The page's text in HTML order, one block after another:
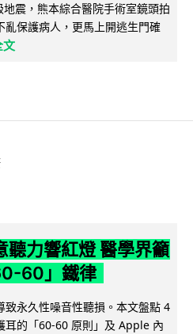
震，熊本綜合醫院手術室鏡頭拍
保護病人，更馬上開逃生門確
文
力響紅燈 醫學界籲
60」鐵律
永久性噪音性聽損。本文盤點 4
耳的「60-60 原則」及 Apple 內